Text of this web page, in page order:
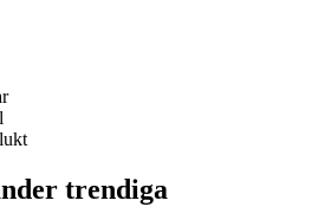
trendiga